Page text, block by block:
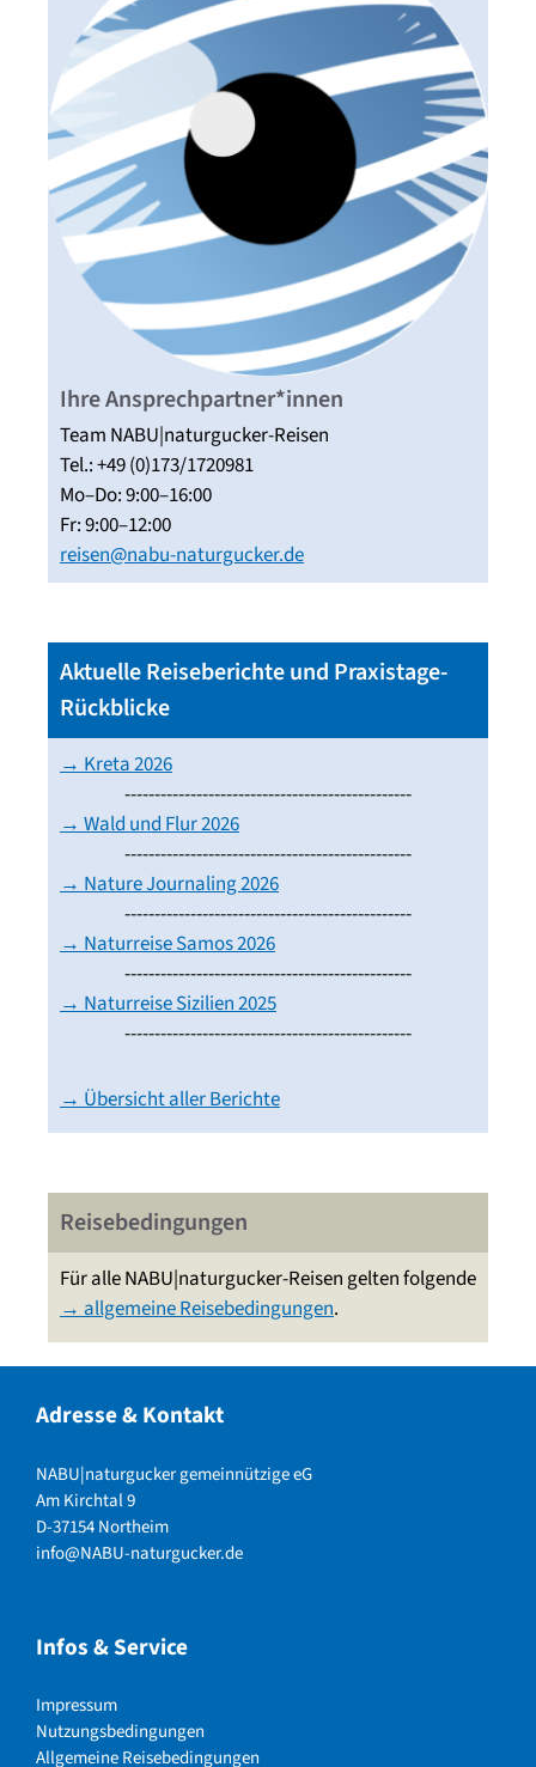
Ihre Ansprechpartner*innen
Team NABU|naturgucker-Reisen
Tel.: +49 (0)173/1720981
Mo–Do: 9:00–16:00
Fr: 9:00–12:00
reisen@nabu-naturgucker.de
Aktuelle Reiseberichte und Praxistage-
Rückblicke
→ Kreta 2026
------------------------------------------------
→ Wald und Flur 2026
------------------------------------------------
→ Nature Journaling 2026
------------------------------------------------
→ Naturreise Samos 2026
------------------------------------------------
→ Naturreise Sizilien 2025
------------------------------------------------
→ Übersicht aller Berichte
Reisebedingungen
Für alle NABU|naturgucker-Reisen gelten folgende
→ allgemeine Reisebedingungen.
Adresse & Kontakt
NABU|naturgucker gemeinnützige eG
Am Kirchtal 9
D-37154 Northeim
info@NABU-naturgucker.de
Infos & Service
Impressum
Nutzungsbedingungen
Allgemeine Reisebedingungen